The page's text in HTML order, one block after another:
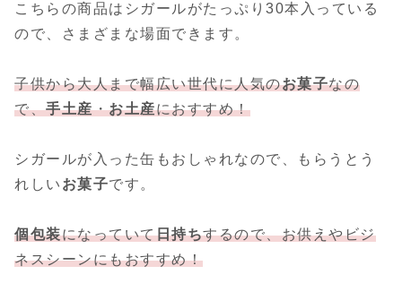
こちらの商品はシガールがたっぷり30本入っている
ので、さまざまな場面できます。
子供から大人まで幅広い世代に人気のお菓子なの
で、手土産・お土産におすすめ！
シガールが入った缶もおしゃれなので、もらうとう
れしい お菓子です。
個包装になっていて日持ちするので、お供えやビジ
ネスシーンにもおすすめ！